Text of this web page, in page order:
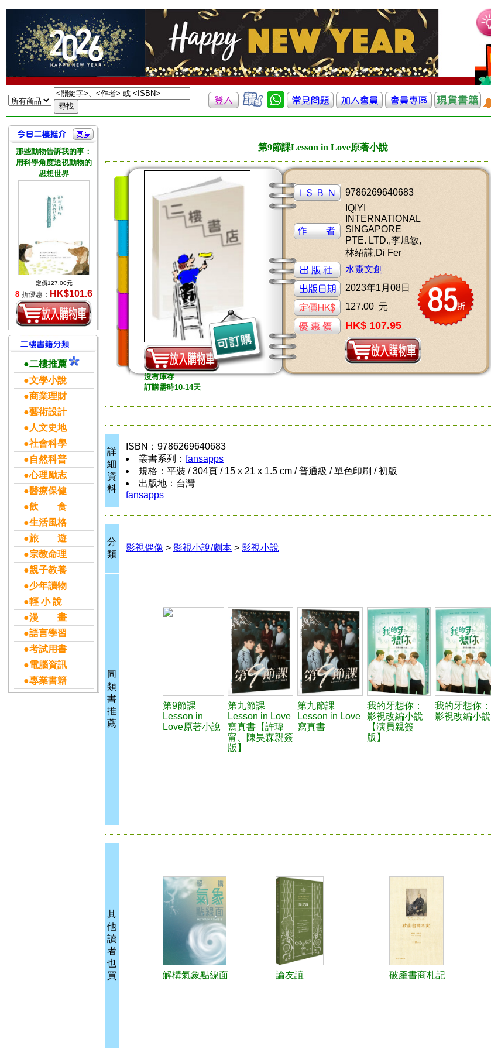
那些動物告訴我的事：
用科學角度透視動物的
思想世界
定價127.00元
8 折優惠： HK$101.6
●二樓推薦
●文學小說
●商業理財
●藝術設計
●人文史地
●社會科學
●自然科普
●心理勵志
●醫療保健
●飲 食
●生活風格
●旅 遊
●宗教命理
●親子教養
●少年讀物
●輕 小 說
●漫 畫
●語言學習
●考試用書
●電腦資訊
●專業書籍
第9節課Lesson in Love原著小說
沒有庫存
訂購需時10-14天
9786269640683
IQIYI
INTERNATIONAL
SINGAPORE
PTE. LTD.,李旭敏,
林紹謙,Di Fer
水靈文創
2023年1月08日
127.00 元
HK$ 107.95
詳
細
資
料
ISBN：9786269640683
叢書系列： fansapps
規格：平裝 / 304頁 / 15 x 21 x 1.5 cm / 普通級 / 單色印刷 / 初版
出版地：台灣
fansapps
分
類
影視偶像 > 影視小說/劇本 > 影視小說
同
類
書
推
薦
第9節課
Lesson in
Love原著小說
第九節課
Lesson in Love
寫真書【許瑋
甯、陳昊森親簽
版】
第九節課
Lesson in Love
寫真書
我的牙想你：
影視改編小說
【演員親簽
版】
我的牙想你：
影視改編小說
其
他
讀
者
也
買
解構氣象點線面 論友誼 破產書商札記